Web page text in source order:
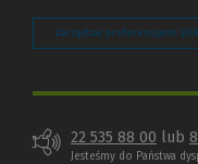
Zarządzaj preferencjami
22 535 88 00 lub
Jesteśmy do Państwa